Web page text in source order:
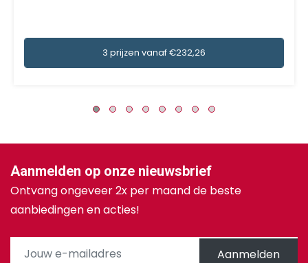
3 prijzen vanaf €232,26
Aanmelden op onze nieuwsbrief
Ontvang ongeveer 2x per maand de beste
aanbiedingen en acties!
Aanmelden